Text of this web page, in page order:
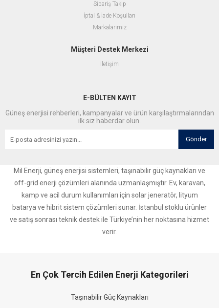
Sipariş Takip
İptal & İade Koşulları
Markalarımız
Müşteri Destek Merkezi
İletişim
E-BÜLTEN KAYIT
Güneş enerjisi rehberleri, kampanyalar ve ürün karşılaştırmalarından
ilk siz haberdar olun.
Gönder
Mil Enerji, güneş enerjisi sistemleri, taşınabilir güç kaynakları ve
off-grid enerji çözümleri alanında uzmanlaşmıştır. Ev, karavan,
kamp ve acil durum kullanımları için solar jeneratör, lityum
batarya ve hibrit sistem çözümleri sunar. İstanbul stoklu ürünler
ve satış sonrası teknik destek ile Türkiye’nin her noktasına hizmet
verir.
En Çok Tercih Edilen Enerji Kategorileri
Taşınabilir Güç Kaynakları